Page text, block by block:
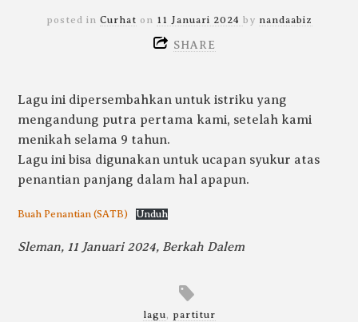
posted in Curhat on 11 Januari 2024 by nandaabiz
SHARE
Lagu ini dipersembahkan untuk istriku yang
mengandung putra pertama kami, setelah kami
menikah selama 9 tahun.
Lagu ini bisa digunakan untuk ucapan syukur atas
penantian panjang dalam hal apapun.
Buah Penantian (SATB) Unduh
Sleman, 11 Januari 2024, Berkah Dalem
lagu, partitur